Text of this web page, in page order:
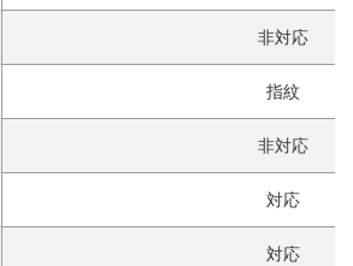
非対応
指紋
非対応
対応
対応